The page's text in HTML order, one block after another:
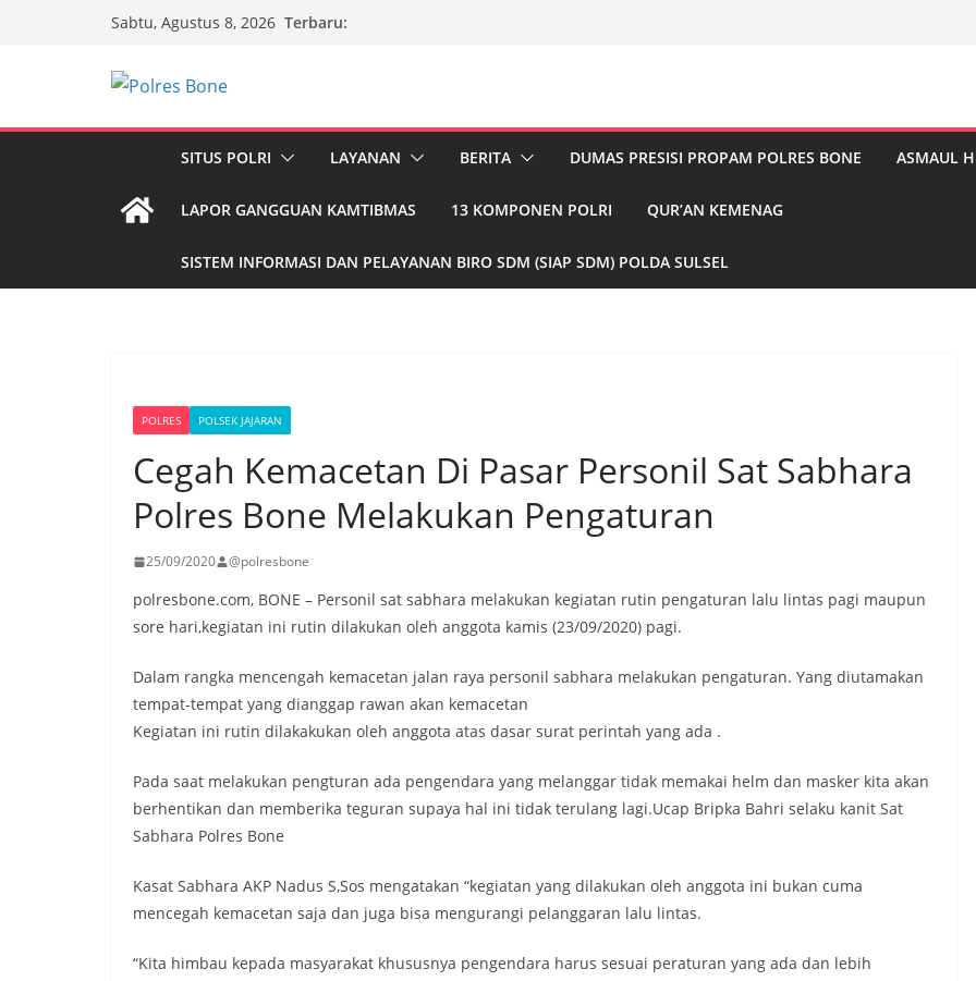
Sabtu, Agustus 8, 2026 Terbaru:
SITUS POLRI LAYANAN BERITA DUMAS PRESISI PROPAM POLRES BONE ASMAUL
LAPOR GANGGUAN KAMTIBMAS 13 KOMPONEN POLRI QUR’AN KEMENAG
SISTEM INFORMASI DAN PELAYANAN BIRO SDM (SIAP SDM) POLDA SULSEL
POLRES POLSEK JAJARAN
Cegah Kemacetan Di Pasar Personil Sat Sabhara
Polres Bone Melakukan Pengaturan
25/09/2020 @polresbone
polresbone.com, BONE – Personil sat sabhara melakukan kegiatan rutin pengaturan lalu lintas pagi maupun
sore hari,kegiatan ini rutin dilakukan oleh anggota kamis (23/09/2020) pagi.
Dalam rangka mencengah kemacetan jalan raya personil sabhara melakukan pengaturan. Yang diutamakan
tempat-tempat yang dianggap rawan akan kemacetan
Kegiatan ini rutin dilakakukan oleh anggota atas dasar surat perintah yang ada .
Pada saat melakukan pengturan ada pengendara yang melanggar tidak memakai helm dan masker kita akan
berhentikan dan memberika teguran supaya hal ini tidak terulang lagi.Ucap Bripka Bahri selaku kanit Sat
Sabhara Polres Bone
Kasat Sabhara AKP Nadus S,Sos mengatakan “kegiatan yang dilakukan oleh anggota ini bukan cuma
mencegah kemacetan saja dan juga bisa mengurangi pelanggaran lalu lintas.
“Kita himbau kepada masyarakat khususnya pengendara harus sesuai peraturan yang ada dan lebih